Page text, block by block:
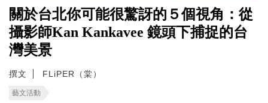
關於台北你可能很驚訝的５個視角：從
攝影師Kan Kankavee 鏡頭下捕捉的台
灣美景
撰文 FLiPER（棠）
藝文活動